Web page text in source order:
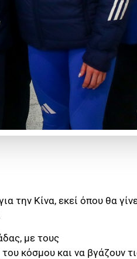
την Κίνα, εκεί όπου θα
με τους
κόσμου και να βγάζουν